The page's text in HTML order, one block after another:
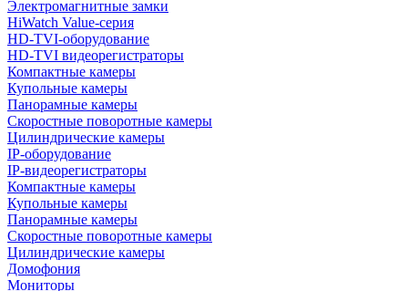
Электромагнитные замки
HiWatch Value-серия
HD-TVI-оборудование
HD-TVI видеорегистраторы
Компактные камеры
Купольные камеры
Панорамные камеры
Скоростные поворотные камеры
Цилиндрические камеры
IP-оборудование
IP-видеорегистраторы
Компактные камеры
Купольные камеры
Панорамные камеры
Скоростные поворотные камеры
Цилиндрические камеры
Домофония
Мониторы